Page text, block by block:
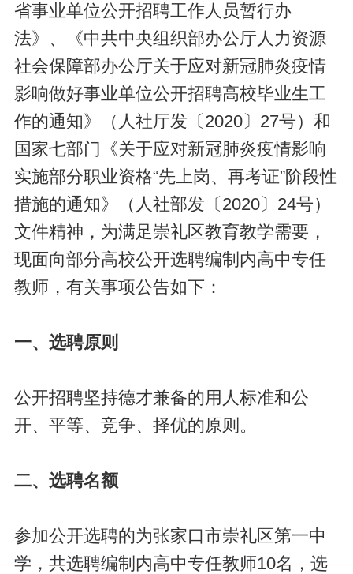
省事业单位公开招聘工作人员暂行办
法》、《中共中央组织部办公厅人力资源
社会保障部办公厅关于应对新冠肺炎疫情
影响做好事业单位公开招聘高校毕业生工
作的通知》（人社厅发〔2020〕27号）和
国家七部门《关于应对新冠肺炎疫情影响
实施部分职业资格“先上岗、再考证”阶段性
措施的通知》（人社部发〔2020〕24号）
文件精神，为满足崇礼区教育教学需要，
现面向部分高校公开选聘编制内高中专任
教师，有关事项公告如下：
一、选聘原则
公开招聘坚持德才兼备的用人标准和公
开、平等、竞争、择优的原则。
二、选聘名额
参加公开选聘的为张家口市崇礼区第一中
学，共选聘编制内高中专任教师10名，选